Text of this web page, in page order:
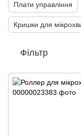
Плати управління
Кришки для
Фільтр